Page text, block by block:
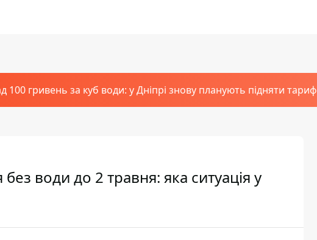
100 гривень за куб води: у Дніпрі знову планують підняти тариф
води до 2 травня: яка ситуація у